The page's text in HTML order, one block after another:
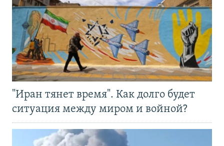
"Иран тянет время". Как долго будет
ситуация между миром и войной?